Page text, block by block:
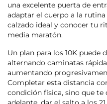
una excelente puerta de
adaptar el cuerpo a la
calzado ideal y conocer tu
media maratón.
Un plan para los 10K puede
alternando caminatas
aumentando
Completar esta distancia
condición física, sino que te